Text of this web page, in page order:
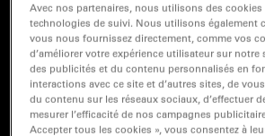
Avec nos partenaires, nous utilisons des cookies
technologies de suivi. Nous utilisons également
vous nous fournissez directement, comme vos
d’améliorer votre expérience utilisateur sur
des publicités et du contenu personnalisés en
interactions avec ce site et d’autres sites, de
du contenu sur les réseaux sociaux, d’effectuer
mesurer l’efficacité de nos campagnes
Accepter tous les cookies », vous consentez à